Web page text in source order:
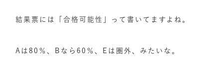
結果票には「合格可能性」って書いてますよね。
Aは80％、Bなら60％、Eは圏外、みたいな。